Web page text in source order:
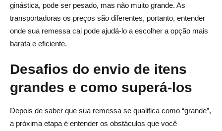
ginástica, pode ser pesado, mas não muito grande. As
transportadoras os preços são diferentes, portanto, entender
onde sua remessa cai pode ajudá-lo a escolher a opção mais
barata e eficiente.
Desafios do envio de itens
grandes e como superá-los
Depois de saber que sua remessa se qualifica como “grande”,
a próxima etapa é entender os obstáculos que você